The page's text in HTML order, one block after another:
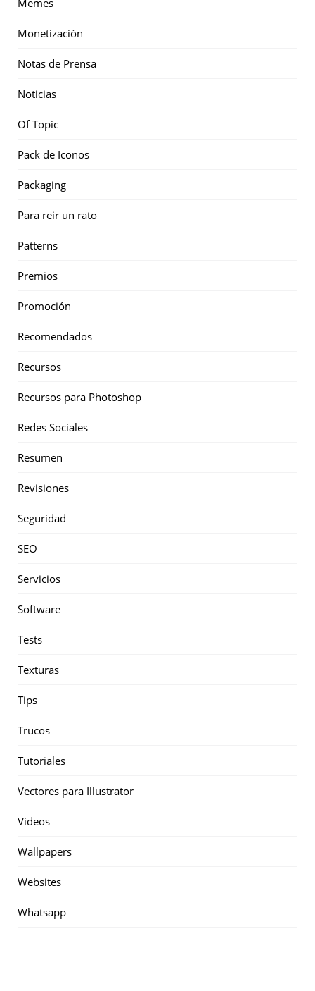
Memes
Monetización
Notas de Prensa
Noticias
Of Topic
Pack de Iconos
Packaging
Para reir un rato
Patterns
Premios
Promoción
Recomendados
Recursos
Recursos para Photoshop
Redes Sociales
Resumen
Revisiones
Seguridad
SEO
Servicios
Software
Tests
Texturas
Tips
Trucos
Tutoriales
Vectores para Illustrator
Videos
Wallpapers
Websites
Whatsapp